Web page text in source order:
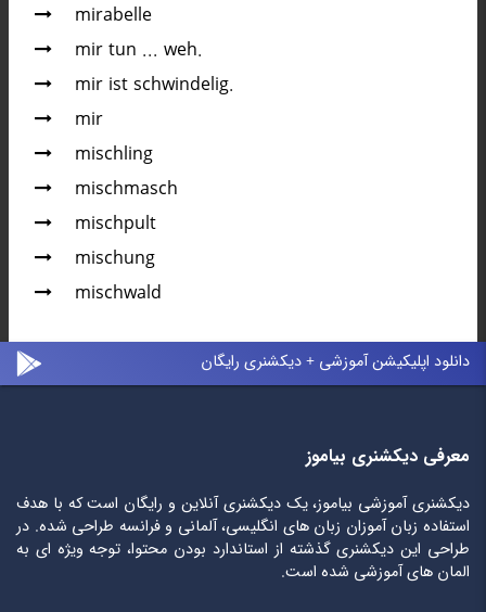
mirabelle
mir tun ... weh.
mir ist schwindelig.
mir
mischling
mischmasch
mischpult
mischung
mischwald
دانلود اپلیکیشن آموزشی + دیکشنری رایگان
معرفی دیکشنری بیاموز
دیکشنری آموزشی بیاموز، یک دیکشنری آنلاین و رایگان است که با هدف
استفاده زبان آموزان زبان های انگلیسی، آلمانی و فرانسه طراحی شده. در
طراحی این دیکشنری گذشته از استاندارد بودن محتوا، توجه ویژه ای به
المان های آموزشی شده است.